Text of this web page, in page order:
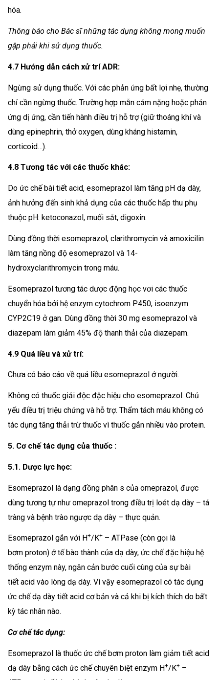
hóa.
Thông báo cho Bác sĩ những tác dụng không mong muốn
gặp phải khi sử dụng thuốc.
4.7 Hướng dẫn cách xử trí ADR:
Ngừng sử dụng thuốc. Với các phản ứng bất lợi nhẹ, thường
chỉ cần ngừng thuốc. Trường hợp mẫn cảm nặng hoặc phản
ứng dị ứng, cần tiến hành điều trị hỗ trợ (giữ thoáng khí và
dùng epinephrin, thở oxygen, dùng kháng histamin,
corticoid…).
4.8 Tương tác với các thuốc khác:
Do ức chế bài tiết acid, esomeprazol làm tăng pH dạ dày,
ảnh hưởng đến sinh khả dụng của các thuốc hấp thu phụ
thuộc pH: ketoconazol, muối sắt, digoxin.
Dùng đồng thời esomeprazol, clarithromycin và amoxicilin
làm tăng nồng độ esomeprazol và 14-
hydroxyclarithromycin trong máu.
Esomeprazol tương tác dược động học vơi các thuốc
chuyển hóa bởi hệ enzym cytochrom P450, isoenzym
CYP2C19 ở gan. Dùng đồng thời 30 mg esomeprazol và
diazepam làm giảm 45% độ thanh thải của diazepam.
4.9 Quá liều và xử trí:
Chưa có báo cáo về quá liều esomeprazol ở người.
Không có thuốc giải độc đặc hiệu cho esomeprazol. Chủ
yếu điều trị triệu chứng và hỗ trợ. Thẩm tách máu không có
tác dụng tăng thải trừ thuốc vì thuốc gắn nhiều vào protein.
5. Cơ chế tác dụng của thuốc :
5.1. Dược lực học:
Esomeprazol là dạng đồng phân s của omeprazol, được
dùng tương tự như omeprazol trong điều trị loét dạ dày – tá
tràng và bệnh trào ngược dạ dày – thực quản.
Esomeprazol gắn với H+/K+ – ATPase (còn gọi là
bơm proton) ở tế bào thành của dạ dày, ức chế đặc hiệu hệ
thống enzym này, ngăn cản bước cuối cùng của sự bài
tiết acid vào lòng dạ dày. Vì vậy esomeprazol có tác dụng
ức chế dạ dày tiết acid cơ bản và cả khi bị kích thích do bâ’t
kỳ tác nhân nào.
Cơ chế tác dụng:
Esomeprazol là thuốc ức chế bơm proton làm giảm tiết acid
dạ dày bằng cách ức chế chuyên biệt enzym H+/K+ –